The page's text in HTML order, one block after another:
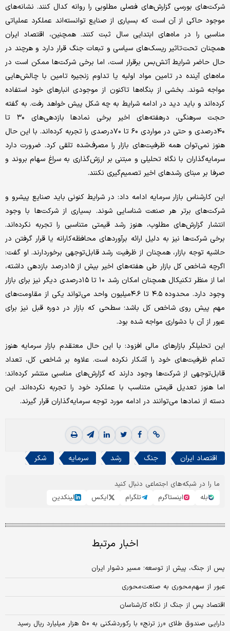
شرکت‌های بورسی گزارش‌های فصلی مطلوبی را روانه کدال کنند. نشانه‌های
موجود حاکی از آن است که بسیاری از صنایع توانسته‌اند عملکرد عملیاتی
مناسبی را در ماه‌های ابتدایی سال ثبت کنند. همچنین، اقتصاد ایران
همچنان تحت‌تاثیر ریسک‌های سیاسی و تبعات جنگ قرار دارد و هرچند در
حال حاضر شرایط آتش‌بس برقرار است، اما برخی شرکت‌ها ممکن است در
ماه‌های آینده در تامین مواد اولیه یا تداوم زنجیره تامین با چالش‌هایی
مواجه شوند. بخشی از بنگاه‌ها تاکنون از موجودی انبارهای خود استفاده
کرده‌اند و باید دید در ادامه شرایط به چه شکل پیش خواهد رفت. به گفته
حجت سرهنگی، درهفته‌های اخیر برخی نمادها بازدهی‌های ۳۰ تا
۴۰درصدی و حتی در مواردی ۶۰ تا ۷۰درصدی را تجربه کرده‌اند. با این حال
هنوز نمی‌توان همه ظرفیت‌های بازار را مصرف‌شده تلقی کرد. ضرورت دارد
سرمایه‌گذاران با نگاه تحلیلی و مبتنی بر ارزش‌گذاری به سراغ سهام بروند و
صرفا بر مبنای رشدهای اخیر تصمیم‌گیری نکنند.
این کارشناس بازار سرمایه ادامه داد: در شرایط کنونی باید صنایع پیشرو و
شرکت‌های برتر هر صنعت شناسایی شوند. بسیاری از شرکت‌ها با وجود
انتشار گزارش‌های مطلوب، هنوز رشد قیمتی متناسبی را تجربه نکرده‌اند.
برخی شرکت‌ها نیز به دلیل ارائه برآوردهای محافظه‌کارانه یا قرار گرفتن در
حاشیه توجه بازار، همچنان از ظرفیت رشد قابل‌توجهی برخوردارند. او گفت:
اگرچه شاخص کل بازار طی هفته‌های اخیر بیش از ۱۵درصد بازدهی داشته،
اما از منظر تکنیکال همچنان امکان رشد ۱۰ تا ۱۵درصدی دیگر نیز برای بازار
وجود دارد. محدوده ۴.۵ تا ۴.۶میلیون واحد می‌تواند یکی از مقاومت‌های
مهم پیش روی شاخص کل باشد؛ سطحی که بازار در دوره قبل نیز برای
عبور از آن با دشواری مواجه شده بود.
این تحلیلگر بازارهای مالی افزود: با این حال معتقدم بازار سرمایه هنوز
تمام ظرفیت‌های خود را آشکار نکرده است. علاوه بر شاخص کل، تعداد
قابل‌توجهی از شرکت‌ها وجود دارند که گزارش‌های مناسبی منتشر کرده‌اند؛
اما هنوز تعدیل قیمتی متناسب با عملکرد خود را تجربه نکرده‌اند. این
دسته از نمادها می‌توانند در ادامه مورد توجه سرمایه‌گذاران قرار گیرند.
اقتصاد ایران جنگ رشد سرمایه شکر
ما را در شبکه‌های اجتماعی دنبال کنید
بله
اینستاگرم تلگرام ایکس لینکدین
اخبار مرتبط
پس از جنگ، پیش از توسعه؛ مسیر دشوار ایران
عبور از سهم‌محوری به صنعت‌محوری
اقتصاد پس ‌از جنگ از نگاه کارشناسان
دارایی صندوق طلای «رز ترنج» با رکوردشکنی به ۵۰ هزار میلیارد‌ ریال رسید